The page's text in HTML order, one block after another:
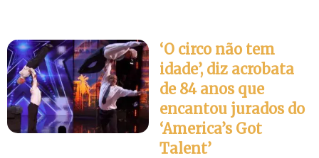
‘O circo não tem
idade’, diz acrobata
de 84 anos que
encantou jurados do
‘America’s Got
Talent’